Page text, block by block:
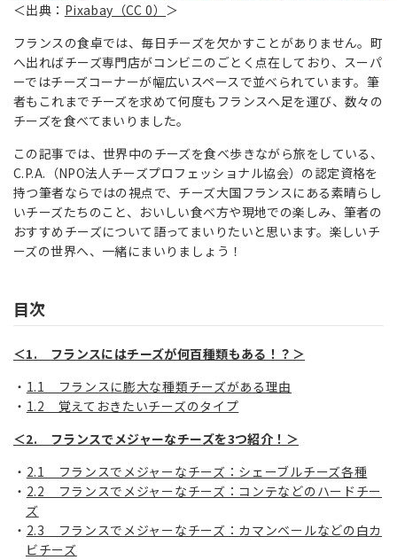
＜出典： Pixabay（CC 0） ＞
フランスの食卓では、毎日チーズを欠かすことがありません。町
へ出ればチーズ専門店がコンビニのごとく点在しており、スーパ
ーではチーズコーナーが幅広いスペースで並べられています。筆
者もこれまでチーズを求めて何度もフランスへ足を運び、数々の
チーズを食べてまいりました。
この記事では、世界中のチーズを食べ歩きながら旅をしている、
C.P.A.（NPO法人チーズプロフェッショナル協会）の認定資格を
持つ筆者ならではの視点で、チーズ大国フランスにある素晴らし
いチーズたちのこと、おいしい食べ方や現地での楽しみ、筆者の
おすすめチーズについて語ってまいりたいと思います。楽しいチ
ーズの世界へ、一緒にまいりましょう！
目次
＜1. フランスにはチーズが何百種類もある！？＞
1.1 フランスに膨大な種類チーズがある理由
1.2 覚えておきたいチーズのタイプ
＜2. フランスでメジャーなチーズを3つ紹介！＞
2.1 フランスでメジャーなチーズ：シェーブルチーズ各種
2.2 フランスでメジャーなチーズ：コンテなどのハードチー
ズ
2.3 フランスでメジャーなチーズ：カマンベールなどの白カ
ビチーズ